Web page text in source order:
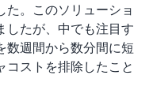
た。このソリューショ
したが、中でも注目す
数週間から数分間に短
コストを排除したこと